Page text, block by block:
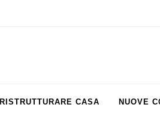
RISTRUTTURARE CASA NUOVE